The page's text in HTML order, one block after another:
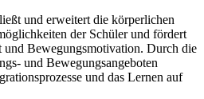
und erweitert die körperlichen
der Schüler und fördert
Bewegungsmotivation. Durch die
und Bewegungsangeboten
und das Lernen auf